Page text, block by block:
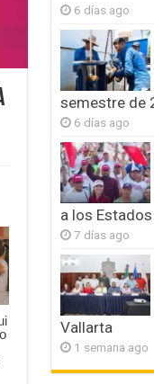
6 días ago
semestre de
6 días ago
a los
7 días ago
Vallarta
1 semana ago